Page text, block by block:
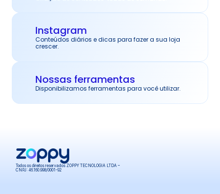
Instagram
Conteúdos diários e dicas para fazer a sua loja
crescer.
Nossas ferramentas
Disponibilizamos ferramentas para você utilizar.
Todos os direitos reservados ZOPPY TECNOLOGIA LTDA –
CNPJ: 46.160.998/0001-92